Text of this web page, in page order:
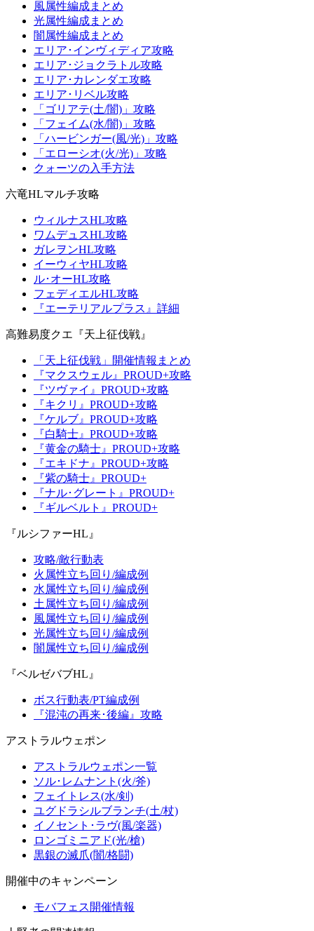
風属性編成まとめ
光属性編成まとめ
闇属性編成まとめ
エリア･インヴィディア攻略
エリア･ジョクラトル攻略
エリア･カレンダエ攻略
エリア･リベル攻略
「ゴリアテ(土/闇)」攻略
「フェイム(水/闇)」攻略
「ハービンガー(風/光)」攻略
「エローシオ(火/光)」攻略
クォーツの入手方法
六竜HLマルチ攻略
ウィルナスHL攻略
ワムデュスHL攻略
ガレヲンHL攻略
イーウィヤHL攻略
ル･オーHL攻略
フェディエルHL攻略
『エーテリアルプラス』詳細
高難易度クエ『天上征伐戦』
「天上征伐戦」開催情報まとめ
『マクスウェル』PROUD+攻略
『ツヴァイ』PROUD+攻略
『キクリ』PROUD+攻略
『ケルブ』PROUD+攻略
『白騎士』PROUD+攻略
『黄金の騎士』PROUD+攻略
『エキドナ』PROUD+攻略
『紫の騎士』PROUD+
『ナル･グレート』PROUD+
『ギルベルト』PROUD+
『ルシファーHL』
攻略/敵行動表
火属性立ち回り/編成例
水属性立ち回り/編成例
土属性立ち回り/編成例
風属性立ち回り/編成例
光属性立ち回り/編成例
闇属性立ち回り/編成例
『ベルゼバブHL』
ボス行動表/PT編成例
『混沌の再来･後編』攻略
アストラルウェポン
アストラルウェポン一覧
ソル･レムナント(火/斧)
フェイトレス(水/剣)
ユグドラシルブランチ(土/杖)
イノセント･ラヴ(風/楽器)
ロンゴミニアド(光/槍)
黒銀の滅爪(闇/格闘)
開催中のキャンペーン
モバフェス開催情報